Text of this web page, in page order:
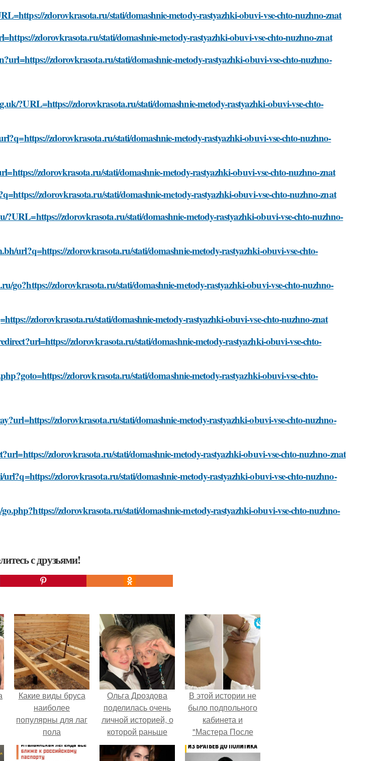
zdorovkrasota.ru/stati/domashnie-metody-rastyazhki-obuvi-vse-chto-nuzhno-znat
zdorovkrasota.ru/stati/domashnie-metody-rastyazhki-obuvi-vse-chto-nuzhno-znat
zdorovkrasota.ru/stati/domashnie-metody-rastyazhki-obuvi-vse-chto-nuzhno-
?URL=https://zdorovkrasota.ru/stati/domashnie-metody-rastyazhki-obuvi-vse-chto-
zdorovkrasota.ru/stati/domashnie-metody-rastyazhki-obuvi-vse-chto-nuzhno-
zdorovkrasota.ru/stati/domashnie-metody-rastyazhki-obuvi-vse-chto-nuzhno-znat
zdorovkrasota.ru/stati/domashnie-metody-rastyazhki-obuvi-vse-chto-nuzhno-znat
?URL=https://zdorovkrasota.ru/stati/domashnie-metody-rastyazhki-obuvi-vse-chto-nuzhno-
url?q=https://zdorovkrasota.ru/stati/domashnie-metody-rastyazhki-obuvi-vse-chto-
go?https://zdorovkrasota.ru/stati/domashnie-metody-rastyazhki-obuvi-vse-chto-nuzhno-
zdorovkrasota.ru/stati/domashnie-metody-rastyazhki-obuvi-vse-chto-nuzhno-znat
zdorovkrasota.ru/stati/domashnie-metody-rastyazhki-obuvi-vse-chto-
zdorovkrasota.ru/stati/domashnie-metody-rastyazhki-obuvi-vse-chto-
zdorovkrasota.ru/stati/domashnie-metody-rastyazhki-obuvi-vse-chto-nuzhno-
zdorovkrasota.ru/stati/domashnie-metody-rastyazhki-obuvi-vse-chto-nuzhno-znat
url?q=https://zdorovkrasota.ru/stati/domashnie-metody-rastyazhki-obuvi-vse-chto-nuzhno-
zdorovkrasota.ru/stati/domashnie-metody-rastyazhki-obuvi-vse-chto-nuzhno-
с друзьями!
Какие виды бруса
наиболее
популярны для лаг
пола
Ольга Дроздова
поделилась очень
личной историей, о
которой раньше
почти не говорила.
В этой истории не
было подпольного
кабинета и
"Мастера После
Двухнедельных
Курсов".